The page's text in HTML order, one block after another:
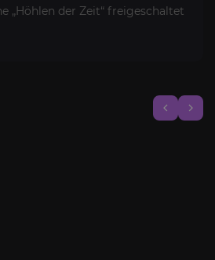
„Höhlen der Zeit“ freigeschaltet